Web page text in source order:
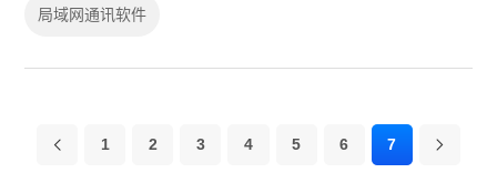
需要来回切换，对于沟通效率的提...
局域网通讯软件
1 2 3 4 5 6 7